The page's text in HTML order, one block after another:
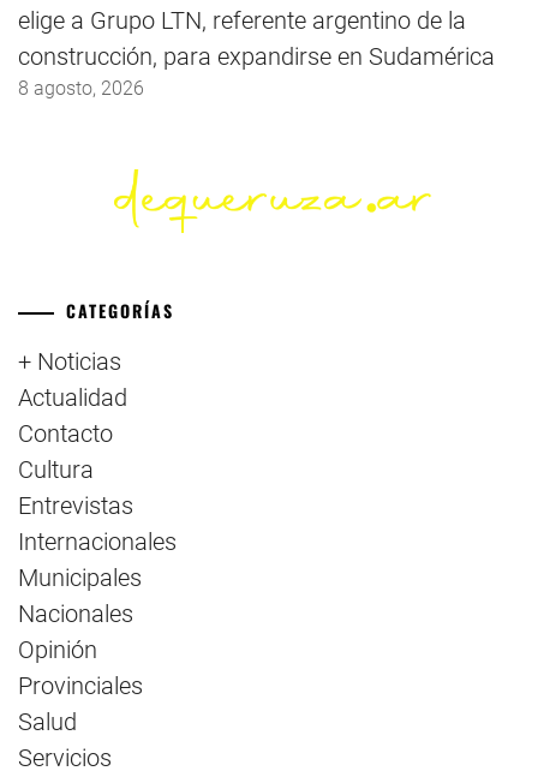
elige a Grupo LTN, referente argentino de la
construcción, para expandirse en Sudamérica
8 agosto, 2026
CATEGORÍAS
+ Noticias
Actualidad
Contacto
Cultura
Entrevistas
Internacionales
Municipales
Nacionales
Opinión
Provinciales
Salud
Servicios